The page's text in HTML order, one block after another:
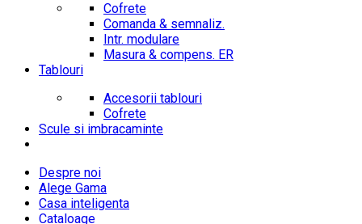
Cofrete
Comanda & semnaliz.
Intr. modulare
Masura & compens. ER
Tablouri
Accesorii tablouri
Cofrete
Scule si imbracaminte
Despre noi
Alege Gama
Casa inteligenta
Cataloage